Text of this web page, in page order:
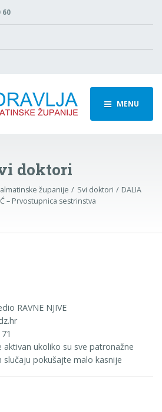
60
MENU
doktori
županije Svi doktori
DALIA
– Prvostupnica sestrinstva
RAVNE NJIVE
ukoliko su sve patronažne
pokušajte malo kasnije